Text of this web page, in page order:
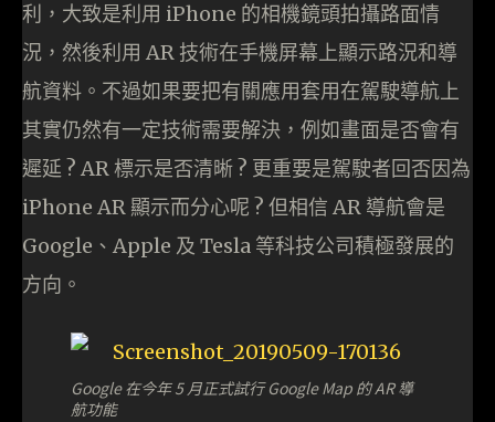
利，大致是利用 iPhone 的相機鏡頭拍攝路面情
況，然後利用 AR 技術在手機屏幕上顯示路況和導
航資料。不過如果要把有關應用套用在駕駛導航上
其實仍然有一定技術需要解決，例如畫面是否會有
遲延 ? AR 標示是否清晰 ? 更重要是駕駛者回否因為
iPhone AR 顯示而分心呢 ? 但相信 AR 導航會是
Google、Apple 及 Tesla 等科技公司積極發展的
方向。
Google 在今年 5 月正式試行 Google Map 的 AR 導
航功能